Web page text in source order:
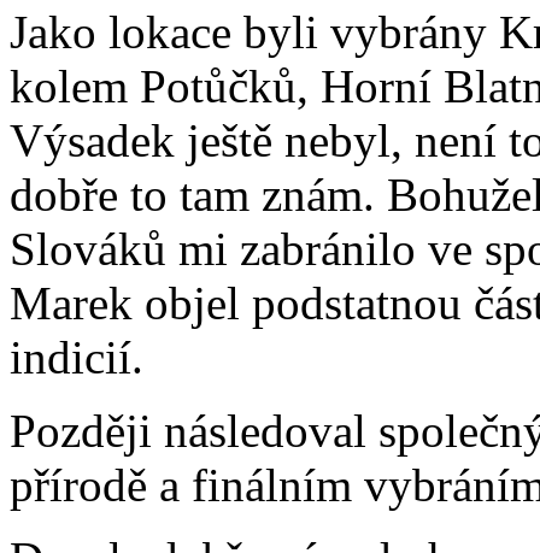
Jako lokace byli vybrány
kolem Potůčků, Horní
Výsadek ještě nebyl, není
dobře to tam znám.
Slováků mi zabránilo ve
Marek objel podstatnou
indicií.
Později následoval
přírodě a finálním